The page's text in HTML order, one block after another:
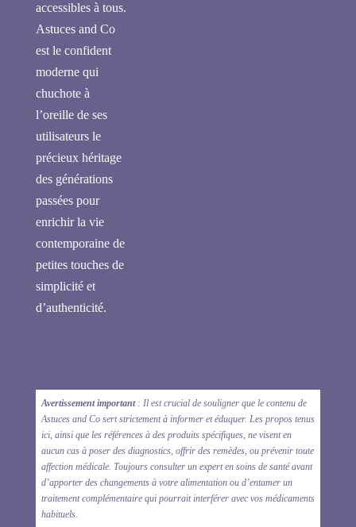
accessibles à tous.
Astuces and Co
est le confident
moderne qui
chuchote à
l’oreille de ses
utilisateurs le
précieux héritage
des générations
passées pour
enrichir la vie
contemporaine de
petites touches de
simplicité et
d’authenticité.
Avertissement important : Il est crucial de souligner que le contenu de
Astuces and Co sert strictement à informer et éduquer. Les propos tenus
ici, ainsi que les références à des produits spécifiques, ne visent en
aucun cas à poser des diagnostics, offrir des remèdes, ou prévenir toute
affection médicale. Toujours consulter un expert en soins de santé avant
d’apporter des changements à votre alimentation ou d’entamer un
traitement complémentaire qui pourrait interférer avec vos médicaments
habituels.